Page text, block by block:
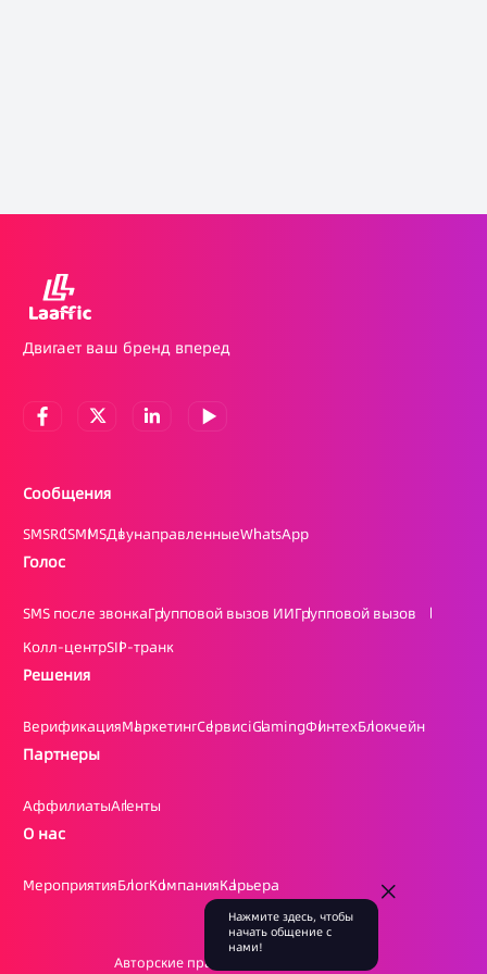
Двигает ваш бренд вперед
Сообщения
SMSRCSMMSДвунаправленныеWhatsApp
Голос
SMS после звонкаГрупповой вызов ИИГрупповой вызов
Колл-центрSIP-транк
Решения
ВерификацияМаркетингСервисiGamingФинтехБлокчейн
Партнеры
АффилиатыАгенты
О нас
МероприятияБлогКомпанияКарьера
Авторские права @
Нажмите здесь, чтобы
начать общение с
нами!